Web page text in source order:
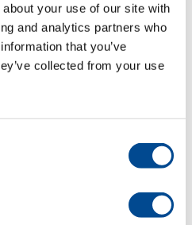
your use of our site with
and analytics partners who
that you’ve
collected from your use